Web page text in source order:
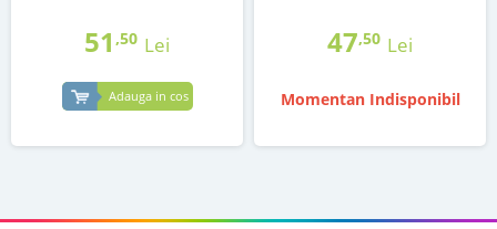
51 ,50 Lei
Adauga in cos
47,50 Lei
Momentan Indisponibil